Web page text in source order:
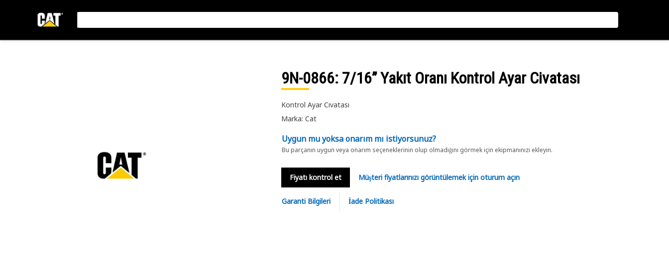
9N-0866: 7/16” Yakıt Oranı Kontrol Ayar Civatası
Kontrol Ayar Cıvatası
Marka: Cat
Uygun mu yoksa onarım mı istiyorsunuz?
Bu parçanın uygun veya onarım seçeneklerinin olup olmadığını görmek için ekipmanınızı ekleyin.
Fiyatı kontrol et Müşteri fiyatlarınızı görüntülemek için oturum açın
Garanti Bilgileri İade Politikası